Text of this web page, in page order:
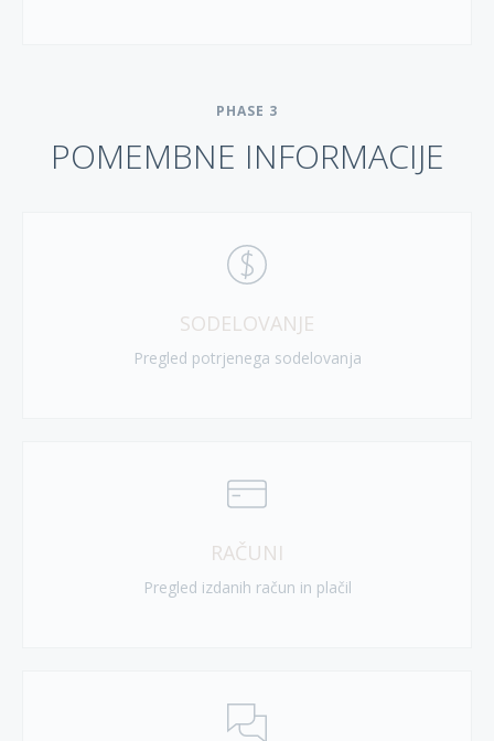
PHASE 3
POMEMBNE INFORMACIJE
SODELOVANJE
Pregled potrjenega sodelovanja
RAČUNI
Pregled izdanih račun in plačil